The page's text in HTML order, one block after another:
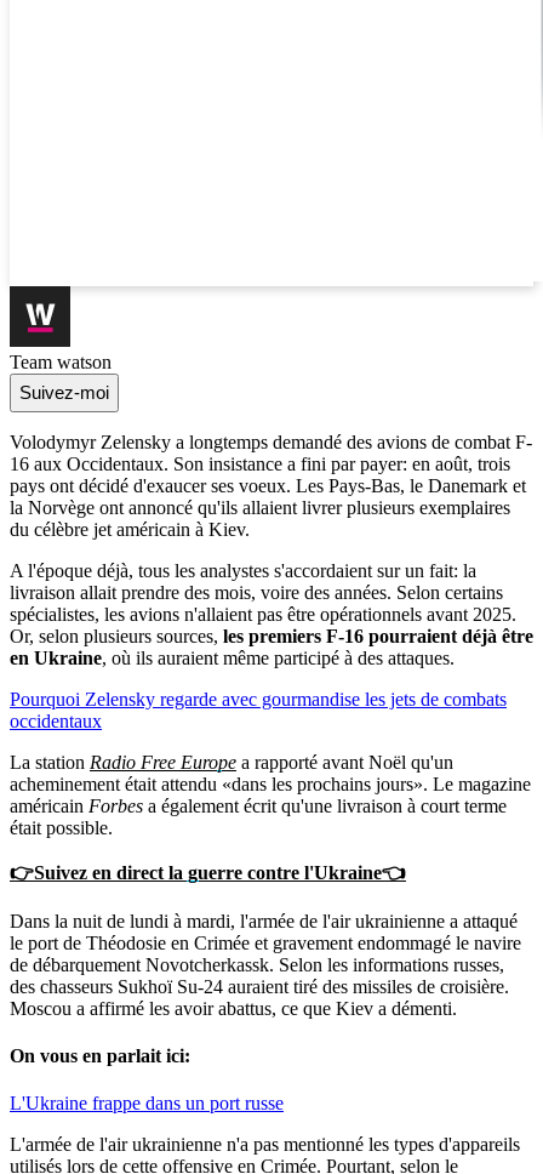
Team watson
Suivez-moi
Volodymyr Zelensky a longtemps demandé des avions de combat F-
16 aux Occidentaux. Son insistance a fini par payer: en août, trois
pays ont décidé d'exaucer ses voeux. Les Pays-Bas, le Danemark et
la Norvège ont annoncé qu'ils allaient livrer plusieurs exemplaires
du célèbre jet américain à Kiev.
A l'époque déjà, tous les analystes s'accordaient sur un fait: la
livraison allait prendre des mois, voire des années. Selon certains
spécialistes, les avions n'allaient pas être opérationnels avant 2025.
Or, selon plusieurs sources, les premiers F-16 pourraient déjà être
en Ukraine, où ils auraient même participé à des attaques.
Pourquoi Zelensky regarde avec gourmandise les jets de combats
occidentaux
La station Radio Free Europe a rapporté avant Noël qu'un
acheminement était attendu «dans les prochains jours». Le magazine
américain Forbes a également écrit qu'une livraison à court terme
était possible.
👉Suivez en direct la guerre contre l'Ukraine👈
Dans la nuit de lundi à mardi, l'armée de l'air ukrainienne a attaqué
le port de Théodosie en Crimée et gravement endommagé le navire
de débarquement Novotcherkassk. Selon les informations russes,
des chasseurs Sukhoï Su-24 auraient tiré des missiles de croisière.
Moscou a affirmé les avoir abattus, ce que Kiev a démenti.
On vous en parlait ici:
L'Ukraine frappe dans un port russe
L'armée de l'air ukrainienne n'a pas mentionné les types d'appareils
utilisés lors de cette offensive en Crimée. Pourtant, selon le